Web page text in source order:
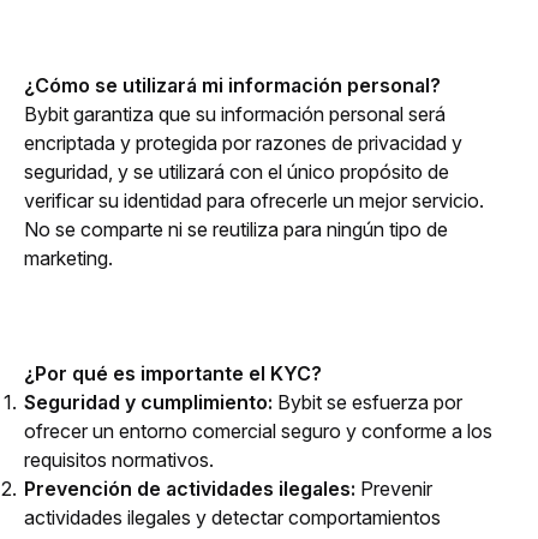
¿Cómo se utilizará mi información personal?
Bybit garantiza que su información personal será
encriptada y protegida por razones de privacidad y
seguridad, y se utilizará con el único propósito de
verificar su identidad para ofrecerle un mejor servicio.
No se comparte ni se reutiliza para ningún tipo de
marketing.
¿Por qué es importante el KYC?
Seguridad y cumplimiento: Bybit se esfuerza por
ofrecer un entorno comercial seguro y conforme a los
requisitos normativos.
Prevención de actividades ilegales: Prevenir
actividades ilegales y detectar comportamientos